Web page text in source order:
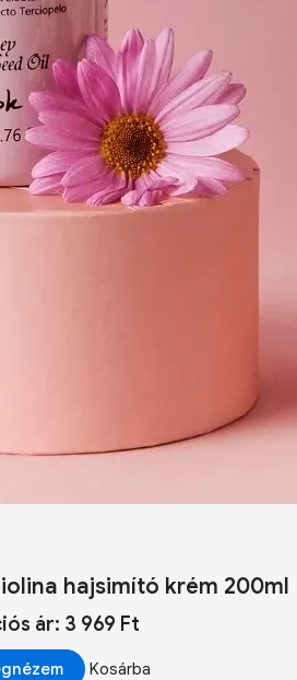
hajsimító krém 200ml
ár: 3 969 Ft
Kosárba